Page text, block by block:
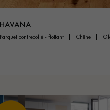
HAVANA
parquet contrecollé - flottant chêne